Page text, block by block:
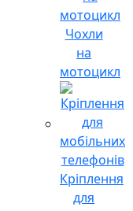
Чохли
на
мотоцикл
Кріплення
для